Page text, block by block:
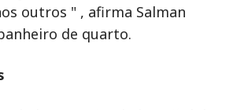
outros " , afirma Salman
de quarto.